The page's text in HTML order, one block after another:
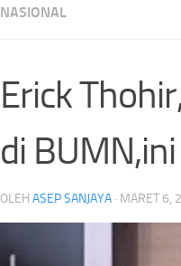
NASIONAL
Erick
di
OLEH ASEP SANJAYA · MARET 6,